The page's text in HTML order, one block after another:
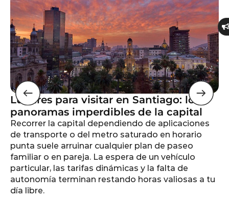
Lugares para visitar en Santiago: los
panoramas imperdibles de la capital
Recorrer la capital dependiendo de aplicaciones
de transporte o del metro saturado en horario
punta suele arruinar cualquier plan de paseo
familiar o en pareja. La espera de un vehículo
particular, las tarifas dinámicas y la falta de
autonomía terminan restando horas valiosas a tu
día libre.